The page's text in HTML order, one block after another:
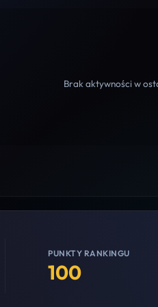
Brak aktywności w
PUNKTY RANKINGU
100